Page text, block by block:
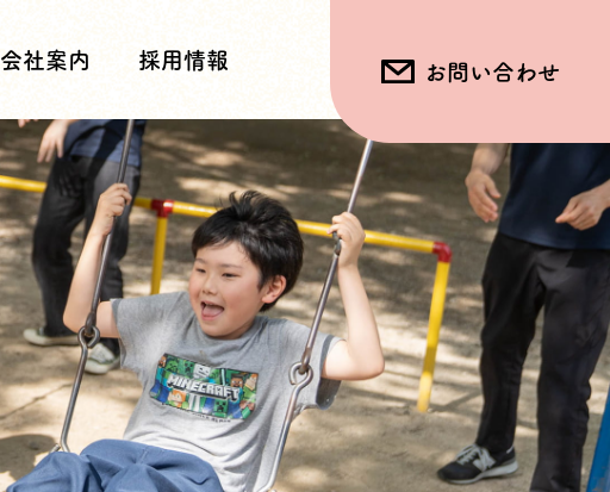
会社案内 採用情報
お問い合わせ